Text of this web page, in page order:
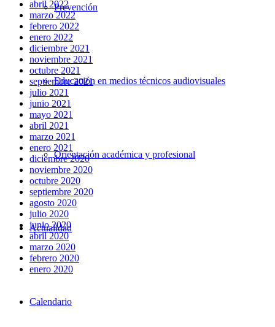
Prevención
Educación en medios técnicos audiovisuales
Orientación académica y profesional
Actualidad
Calendario
abril 2022
marzo 2022
febrero 2022
enero 2022
diciembre 2021
noviembre 2021
octubre 2021
septiembre 2021
julio 2021
junio 2021
mayo 2021
abril 2021
marzo 2021
enero 2021
diciembre 2020
noviembre 2020
octubre 2020
septiembre 2020
agosto 2020
julio 2020
junio 2020
abril 2020
marzo 2020
febrero 2020
enero 2020